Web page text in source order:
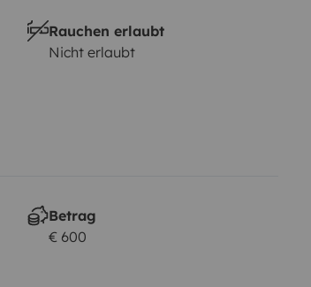
Rauchen erlaubt
Nicht erlaubt
Betrag
€ 600